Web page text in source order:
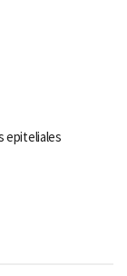
epiteliales